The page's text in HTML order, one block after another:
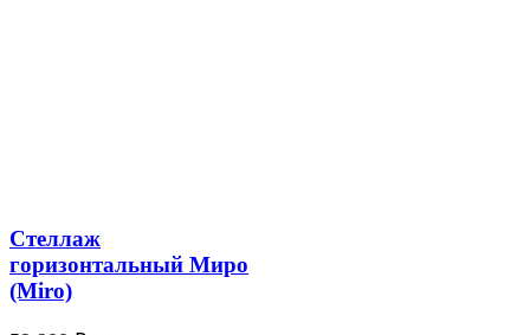
Стеллаж
горизонтальный Миро
(Miro)